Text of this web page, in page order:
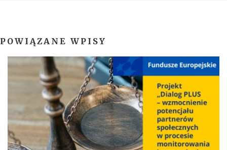
POWIĄZANE WPISY